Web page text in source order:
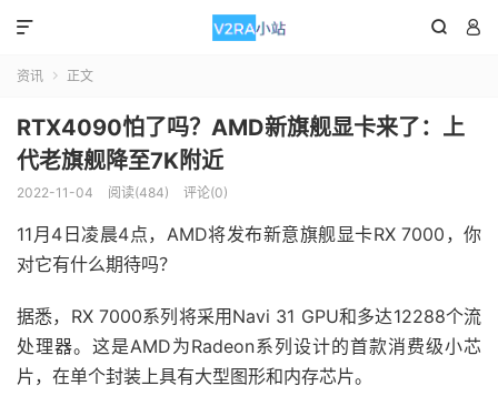
 

资讯  正文
RTX4090怕了吗？AMD新旗舰显卡来了：上
代老旗舰降至7K附近
2022-11-04 阅读(484) 评论(0)
11月4日凌晨4点，AMD将发布新意旗舰显卡RX 7000，你
对它有什么期待吗？
据悉，RX 7000系列将采用Navi 31 GPU和多达12288个流
处理器。这是AMD为Radeon系列设计的首款消费级小芯
片，在单个封装上具有大型图形和内存芯片。